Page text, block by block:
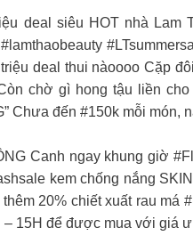
deal siêu HOT nhà
deal thui nàoooo Cặp
chờ gì hong tậu liền
Chưa đến #150k mỗi món,
Canh ngay khung giờ
kem chống nắng
20% chiết xuất rau má
– 15H để được mua với giá